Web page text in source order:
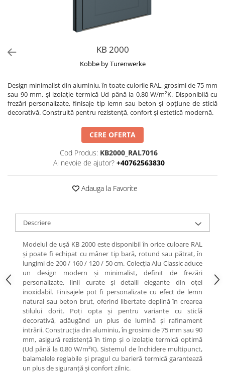
KB 2000
Kobbe by Turenwerke
Design minimalist din aluminiu, în toate culorile RAL, grosimi de 75 mm
sau 90 mm, și izolație termică Ud până la 0,80 W/m²K. Disponibilă cu
frezări personalizate, finisaje tip lemn sau beton și opțiune de sticlă
decorativă. Construită pentru rezistență, confort și estetică modernă.
CERE OFERTA
Cod Produs: KB2000_RAL7016
Ai nevoie de ajutor? +40762563830
Adauga la Favorite
Descriere
Modelul de ușă KB 2000 este disponibil în orice culoare RAL
și poate fi echipat cu mâner tip bară, rotund sau pătrat, în
lungimi de 200 / 160 / 120 / 50 cm. Colecția Alu Classic aduce
un design modern și minimalist, definit de frezări
personalizate, linii curate și detalii elegante din oțel
inoxidabil. Finisajele pot fi personalizate cu efect de lemn
natural sau beton brut, oferind libertate deplină în crearea
stilului dorit. Poți opta și pentru variante cu sticlă
decorativă, adăugând un plus de lumină și rafinament
intrării. Construcția din aluminiu, în grosimi de 75 mm sau 90
mm, asigură rezistență în timp și o izolație termică optimă
(Ud până la 0,80 W/m²K). Sistemul de închidere multipunct,
balamalele reglabile și pragul cu barieră termică garantează
un plus de siguranță și confort zilnic.